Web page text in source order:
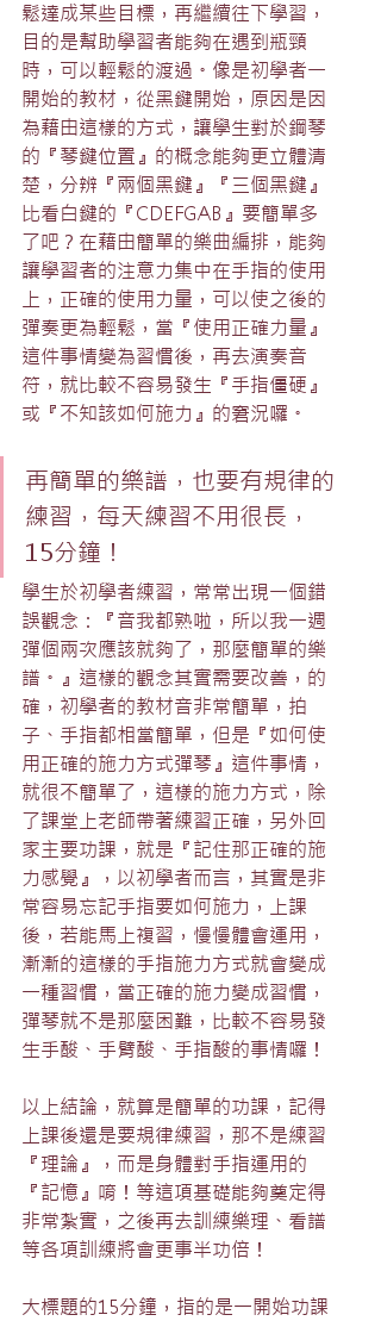
鬆達成某些目標，再繼續往下學習，
目的是幫助學習者能夠在遇到瓶頸
時，可以輕鬆的渡過。像是初學者一
開始的教材，從黑鍵開始，原因是因
為藉由這樣的方式，讓學生對於鋼琴
的『琴鍵位置』的概念能夠更立體清
楚，分辨『兩個黑鍵』『三個黑鍵』
比看白鍵的『CDEFGAB』要簡單多
了吧？在藉由簡單的樂曲編排，能夠
讓學習者的注意力集中在手指的使用
上，正確的使用力量，可以使之後的
彈奏更為輕鬆，當『使用正確力量』
這件事情變為習慣後，再去演奏音
符，就比較不容易發生『手指僵硬』
或『不知該如何施力』的窘況囉。
再簡單的樂譜，也要有規律的
練習，每天練習不用很長，
15分鐘！
學生於初學者練習，常常出現一個錯
誤觀念：『音我都熟啦，所以我一週
彈個兩次應該就夠了，那麼簡單的樂
譜。』這樣的觀念其實需要改善，的
確，初學者的教材音非常簡單，拍
子、手指都相當簡單，但是『如何使
用正確的施力方式彈琴』這件事情，
就很不簡單了，這樣的施力方式，除
了課堂上老師帶著練習正確，另外回
家主要功課，就是『記住那正確的施
力感覺』，以初學者而言，其實是非
常容易忘記手指要如何施力，上課
後，若能馬上複習，慢慢體會運用，
漸漸的這樣的手指施力方式就會變成
一種習慣，當正確的施力變成習慣，
彈琴就不是那麼困難，比較不容易發
生手酸、手臂酸、手指酸的事情囉！
以上結論，就算是簡單的功課，記得
上課後還是要規律練習，那不是練習
『理論』，而是身體對手指運用的
『記憶』唷！等這項基礎能夠奠定得
非常紮實，之後再去訓練樂理、看譜
等各項訓練將會更事半功倍！
大標題的15分鐘，指的是一開始功課